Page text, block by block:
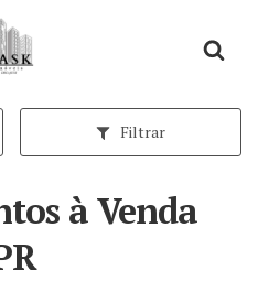
inicial
Filtrar
à Venda